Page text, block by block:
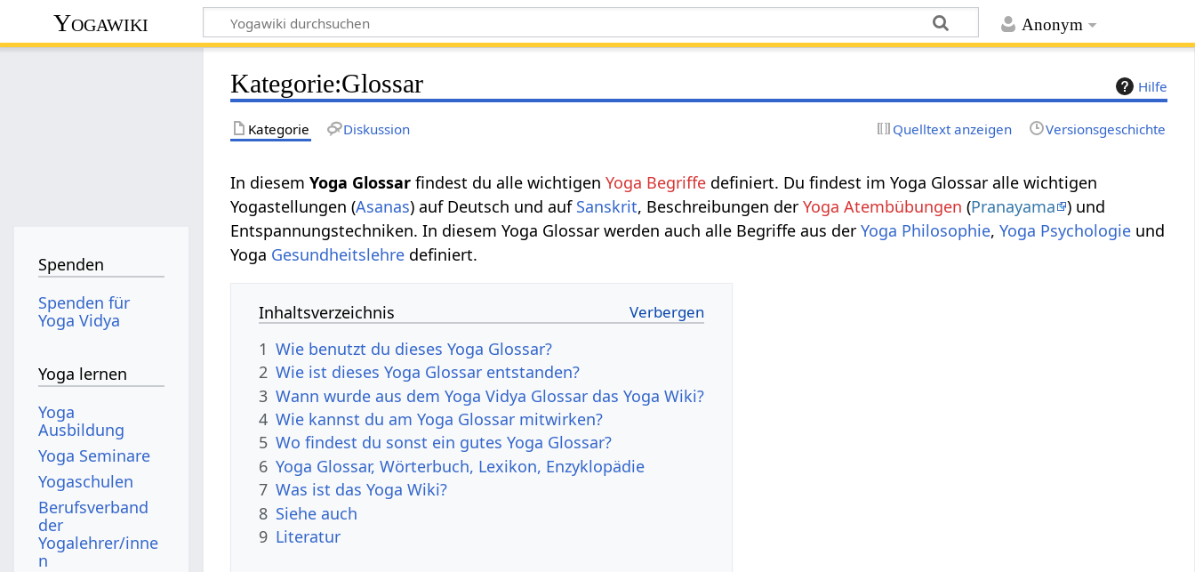
Anonym
Yogawiki
Hilfe
Kategorie:Glossar
Kategorie Diskussion Quelltext anzeigen Versionsgeschichte
In diesemYoga Glossar findest du alle wichtigenYoga Begriffe definiert. Du findest im Yoga Glossar alle wichtigen
Yogastellungen (Asanas) auf Deutsch und auf Sanskrit, Beschreibungen derYoga Atembübungen (Pranayama ) und
Entspannungstechniken. In diesem Yoga Glossar werden auch alle Begriffe aus derYoga Philosophie,Yoga Psychologie und
Yoga Gesundheitslehre definiert.
Inhaltsverzeichnis
1 Wie benutzt du dieses Yoga Glossar?
2 Wie ist dieses Yoga Glossar entstanden?
3 Wann wurde aus dem Yoga Vidya Glossar das Yoga Wiki?
4 Wie kannst du am Yoga Glossar mitwirken?
5 Wo findest du sonst ein gutes Yoga Glossar?
6 Yoga Glossar, Wörterbuch, Lexikon, Enzyklopädie
7 Was ist das Yoga Wiki?
8 Siehe auch
9 Literatur
Spenden
Spenden für
Yoga Vidya
Yoga lernen
Yoga
Ausbildung
Yoga Seminare
Yogaschulen
Berufsverband
der
Yogalehrer/inne
n